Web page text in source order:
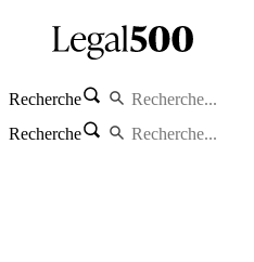
Recherche
Recherche